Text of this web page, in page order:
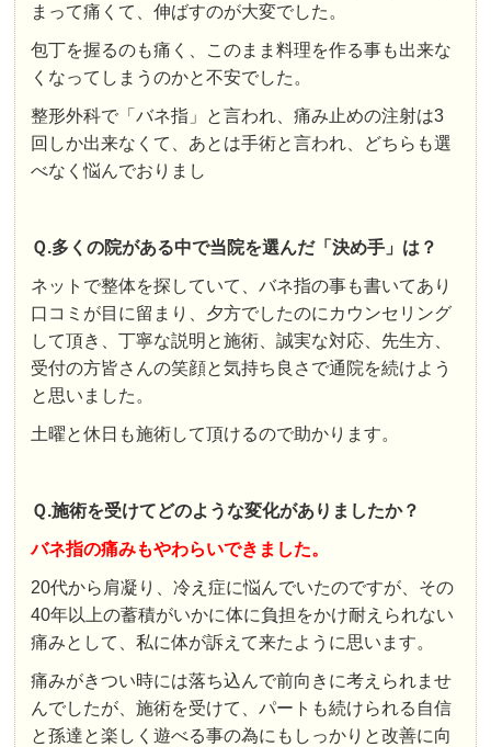
まって痛くて、伸ばすのが大変でした。
包丁を握るのも痛く、このまま料理を作る事も出来な
くなってしまうのかと不安でした。
整形外科で「バネ指」と言われ、痛み止めの注射は3
回しか出来なくて、あとは手術と言われ、どちらも選
べなく悩んでおりまし
Ｑ.多くの院がある中で当院を選んだ「決め手」は？
ネットで整体を探していて、バネ指の事も書いてあり
口コミが目に留まり、夕方でしたのにカウンセリング
して頂き、丁寧な説明と施術、誠実な対応、先生方、
受付の方皆さんの笑顔と気持ち良さで通院を続けよう
と思いました。
土曜と休日も施術して頂けるので助かります。
Ｑ.施術を受けてどのような変化がありましたか？
バネ指の痛みもやわらいできました。
20代から肩凝り、冷え症に悩んでいたのですが、その
40年以上の蓄積がいかに体に負担をかけ耐えられない
痛みとして、私に体が訴えて来たように思います。
痛みがきつい時には落ち込んで前向きに考えられませ
んでしたが、施術を受けて、パートも続けられる自信
と孫達と楽しく遊べる事の為にもしっかりと改善に向